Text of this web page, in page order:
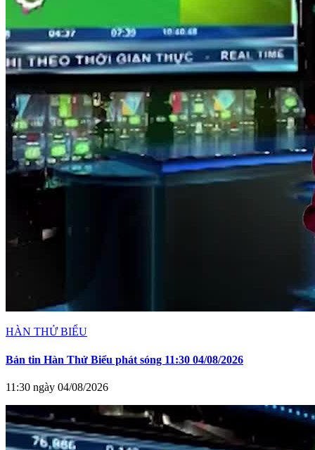
HÀN THỬ BIỂU
Bản tin Hàn Thử Biểu phát sóng 11:30 04/08/2026
11:30 ngày 04/08/2026